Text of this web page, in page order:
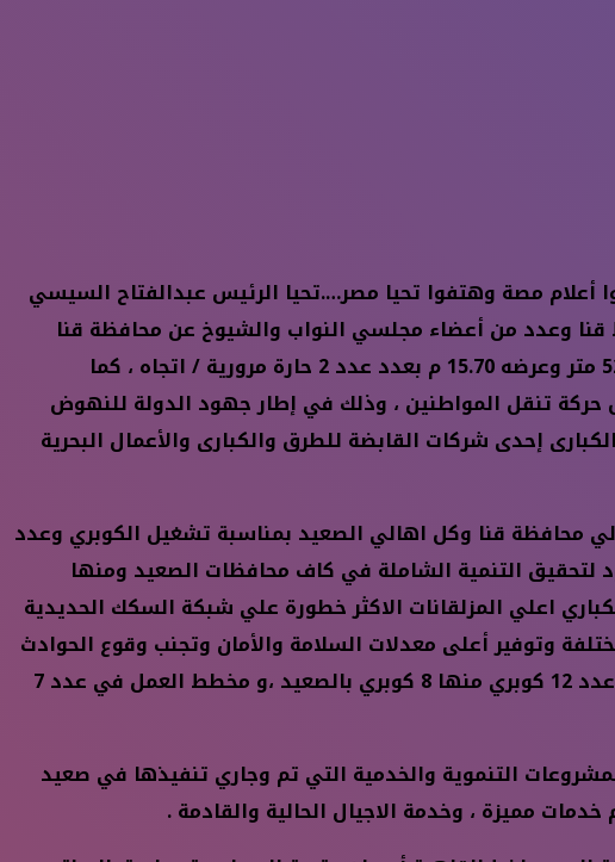
مصة وهتفوا تحيا مصر….تحيا الرئيس عبدالفتاح السيسي
وعدد من أعضاء مجلسي النواب والشيوخ عن محافظة قنا
التشغيل التجريبى لكوبرى لأعلى مزلقان أبو شوشة بمحافظة قنا وفتحه أمام حركة المرور وحيث يبلغ طوله 520 متر وعرضه 15.70 م بعدد عدد 2 حارة مرورية / اتجاه ، كما
حركة تنقل المواطنين ، وذلك في إطار جهود الدولة للنهوض
إحدى شركات القابضة للطرق والكبارى والأعمال البحرية
محافظة قنا وكل اهالي الصعيد بمناسبة تشغيل الكوبري وعدد
لتحقيق التنمية الشاملة في كاف محافظات الصعيد ومنها
اعلي المزلقانات الاكثر خطورة علي شبكة السكك الحديدية
المختلفة وتوفير أعلى معدلات السلامة والأمان وتجنب وقوع الحوادث
والمحافظة على أرواح المواطنين والتي تم الانتهاء من عدد 34 كوبري منها 18 كوبري بالصعيد وجاري تنفيذ عدد 12 كوبري منها 8 كوبري بالصعيد ،و مخطط العمل في عدد 7
التنموية والخدمية التي تم وجاري تنفيذها في صعيد
مميزة ، وخدمة الاجيال الحالية والقادمة .